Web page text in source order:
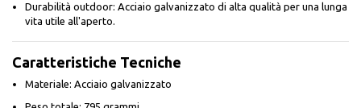
Durabilità outdoor: Acciaio galvanizzato di alta qualità per una lunga
vita utile all'aperto.
Caratteristiche Tecniche
Materiale: Acciaio galvanizzato